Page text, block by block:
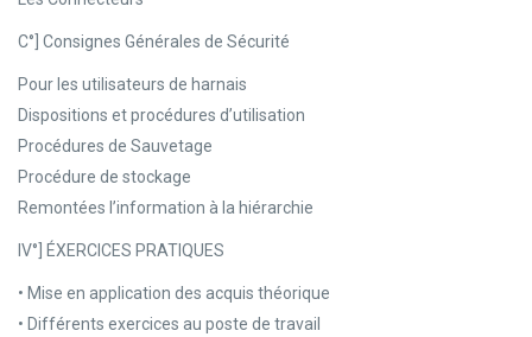
C°] Consignes Générales de Sécurité
Pour les utilisateurs de harnais
Dispositions et procédures d’utilisation
Procédures de Sauvetage
Procédure de stockage
Remontées l’information à la hiérarchie
IV°] ÉXERCICES PRATIQUES
• Mise en application des acquis théorique
• Différents exercices au poste de travail